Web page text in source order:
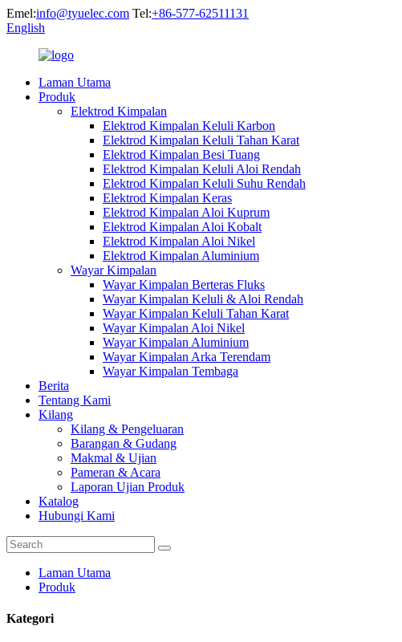
Emel:info@tyuelec.com Tel:+86-577-62511131
English
Laman Utama
Produk
Elektrod Kimpalan
Elektrod Kimpalan Keluli Karbon
Elektrod Kimpalan Keluli Tahan Karat
Elektrod Kimpalan Besi Tuang
Elektrod Kimpalan Keluli Aloi Rendah
Elektrod Kimpalan Keluli Suhu Rendah
Elektrod Kimpalan Keras
Elektrod Kimpalan Aloi Kuprum
Elektrod Kimpalan Aloi Kobalt
Elektrod Kimpalan Aloi Nikel
Elektrod Kimpalan Aluminium
Wayar Kimpalan
Wayar Kimpalan Berteras Fluks
Wayar Kimpalan Keluli & Aloi Rendah
Wayar Kimpalan Keluli Tahan Karat
Wayar Kimpalan Aloi Nikel
Wayar Kimpalan Aluminium
Wayar Kimpalan Arka Terendam
Wayar Kimpalan Tembaga
Berita
Tentang Kami
Kilang
Kilang & Pengeluaran
Barangan & Gudang
Makmal & Ujian
Pameran & Acara
Laporan Ujian Produk
Katalog
Hubungi Kami
Laman Utama
Produk
Kategori